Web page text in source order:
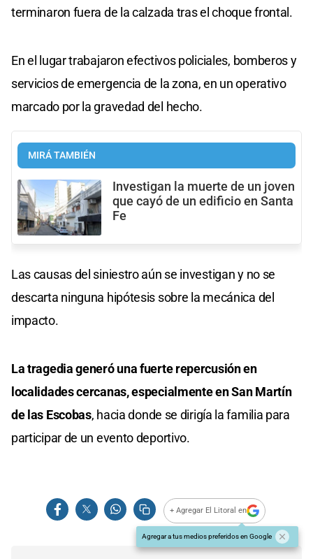
terminaron fuera de la calzada tras el choque frontal.
En el lugar trabajaron efectivos policiales, bomberos y
servicios de emergencia de la zona, en un operativo
marcado por la gravedad del hecho.
MIRÁ TAMBIÉN
Investigan la muerte de un joven
que cayó de un edificio en Santa
Fe
Las causas del siniestro aún se investigan y no se
descarta ninguna hipótesis sobre la mecánica del
impacto.
La tragedia generó una fuerte repercusión en
localidades cercanas, especialmente en San Martín
de las Escobas, hacia donde se dirigía la familia para
participar de un evento deportivo.
+ Agregar El Litoral en
Agregar a tus medios preferidos en Google